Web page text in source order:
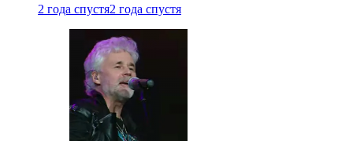
2 года спустя2 года спустя